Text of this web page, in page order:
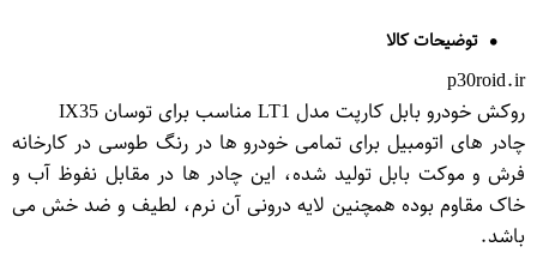
توضیحات کالا
p30roid.ir
روکش خودرو بابل کارپت مدل LT1 مناسب برای توسان IX35
چادر های اتومبیل برای تمامی خودرو ها در رنگ طوسی در کارخانه
فرش و موکت بابل تولید شده، این چادر ها در مقابل نفوظ آب و
خاک مقاوم بوده همچنین لایه درونی آن نرم، لطیف و ضد خش می
باشد.